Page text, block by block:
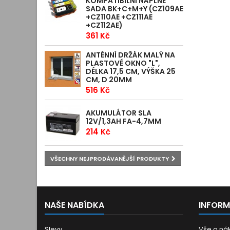
SADA BK+C+M+Y (CZ109AE
+CZ110AE +CZ111AE
+CZ112AE)
361 Kč
ANTÉNNÍ DRŽÁK MALÝ NA
PLASTOVÉ OKNO "L",
DÉLKA 17,5 CM, VÝŠKA 25
CM, D 20MM
516 Kč
AKUMULÁTOR SLA
12V/1,3AH FA-4,7MM
214 Kč
VŠECHNY NEJPRODÁVANĚJŠÍ PRODUKTY
NAŠE NABÍDKA